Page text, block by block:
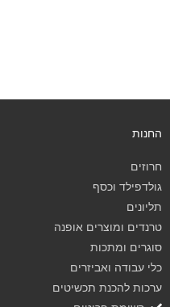
החנות
חרוזים
גולדפילד וכסף
תליונים
טרנדים ומוצרים אופנה
סוגרים ומתכות
כלי עבודה ואביזרים
ערכות להכנת תכשיטים